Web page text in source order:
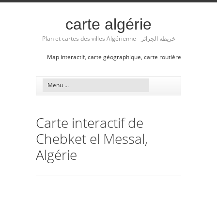
carte algérie
Plan et cartes des villes Algérienne - خريطة الجزائر
Map interactif, carte géographique, carte routière
Carte interactif de
Chebket el Messal,
Algérie